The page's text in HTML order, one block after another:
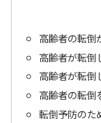
高齢者の転倒
高齢者が転倒
高齢者が転倒
高齢者の転倒
転倒予防のた